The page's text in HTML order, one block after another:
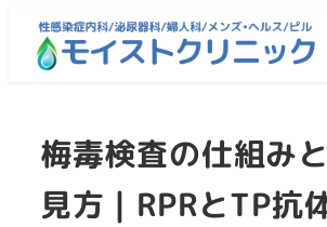
梅毒検査の仕組み
見方｜RPRとTP抗